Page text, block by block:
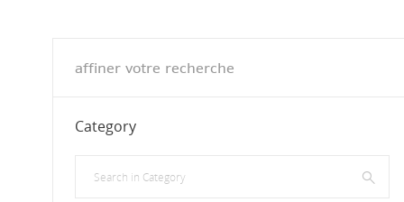
affiner votre recherche
Category